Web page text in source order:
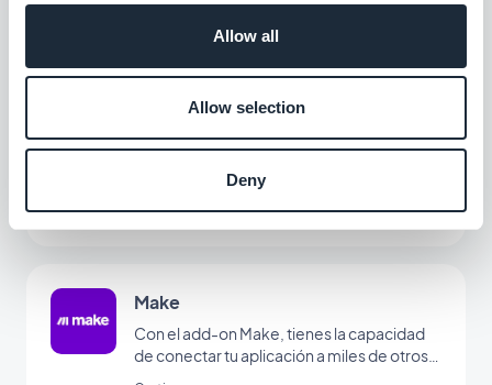
Allow all
Allow selection
Deny
Con el add-on Zapier, tienes la capacidad
de conectar tu aplicación a miles de otros
Gratis
Make
Con el add-on Make, tienes la capacidad
de conectar tu aplicación a miles de otros